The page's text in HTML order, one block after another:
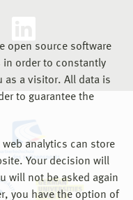
open source software
in order to constantly
as a visitor. All data is
to guarantee the
analytics can store
Your decision will
will not be asked again
you have the option of